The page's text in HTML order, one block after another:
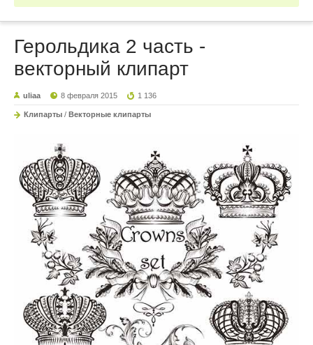
Герольдика 2 часть -
векторный клипарт
uliaa 8 февраля 2015 1 136
Клипарты / Векторные клипарты